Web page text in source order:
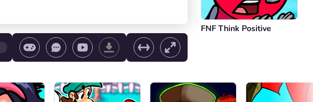
Controle de volume
FNF Think Positive